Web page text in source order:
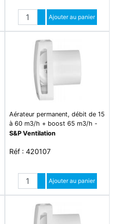
Quantité
Augmenter quantité
Diminuer quantité
Ajouter au panier
Aérateur permanent, débit de 15
à 60 m3/h + boost 65 m3/h -
ecoair slc
S&P Ventilation
Réf : 420107
Quantité
Augmenter quantité
Diminuer quantité
Ajouter au panier